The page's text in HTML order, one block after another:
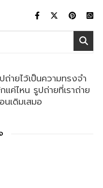
ายไว้เป็นความทรงจำ
แค่ไหน รูปถ่ายที่เราถ่าย
นเดิมเสมอ